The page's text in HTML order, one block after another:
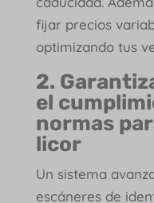
fijar precios
optimizando tus
2.
el
normas
licor
Un sistema
escáneres de